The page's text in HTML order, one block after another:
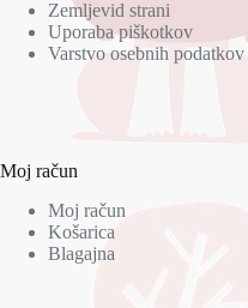
Zemljevid strani
Uporaba piškotkov
Varstvo osebnih podatkov
Moj račun
Moj račun
Košarica
Blagajna